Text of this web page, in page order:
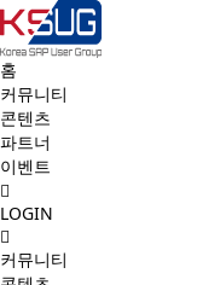
홈
커뮤니티
콘텐츠
파트너
이벤트
LOGIN
커뮤니티